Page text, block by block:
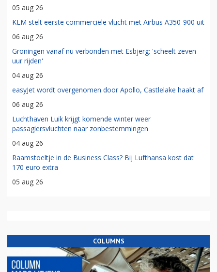
05 aug 26
KLM stelt eerste commerciële vlucht met Airbus A350-900 uit
06 aug 26
Groningen vanaf nu verbonden met Esbjerg: 'scheelt zeven
uur rijden'
04 aug 26
easyJet wordt overgenomen door Apollo, Castlelake haakt af
06 aug 26
Luchthaven Luik krijgt komende winter weer
passagiersvluchten naar zonbestemmingen
04 aug 26
Raamstoeltje in de Business Class? Bij Lufthansa kost dat
170 euro extra
05 aug 26
COLUMNS